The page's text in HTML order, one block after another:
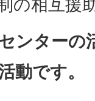
の相互援
ンターの
動です。